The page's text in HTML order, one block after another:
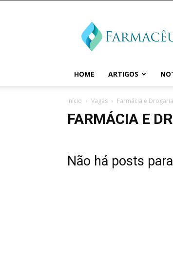
HOME ARTIGOS
Início Vagas Farmácia e Drogaria
FARMÁCIA E
Não há posts